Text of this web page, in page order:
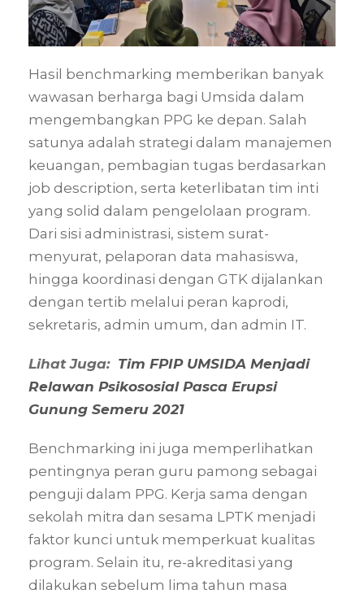
Hasil benchmarking memberikan banyak
wawasan berharga bagi Umsida dalam
mengembangkan PPG ke depan. Salah
satunya adalah strategi dalam manajemen
keuangan, pembagian tugas berdasarkan
job description, serta keterlibatan tim inti
yang solid dalam pengelolaan program.
Dari sisi administrasi, sistem surat-
menyurat, pelaporan data mahasiswa,
hingga koordinasi dengan GTK dijalankan
dengan tertib melalui peran kaprodi,
sekretaris, admin umum, dan admin IT.
Lihat Juga: Tim FPIP UMSIDA Menjadi
Relawan Psikososial Pasca Erupsi
Gunung Semeru 2021
Benchmarking ini juga memperlihatkan
pentingnya peran guru pamong sebagai
penguji dalam PPG. Kerja sama dengan
sekolah mitra dan sesama LPTK menjadi
faktor kunci untuk memperkuat kualitas
program. Selain itu, re-akreditasi yang
dilakukan sebelum lima tahun masa